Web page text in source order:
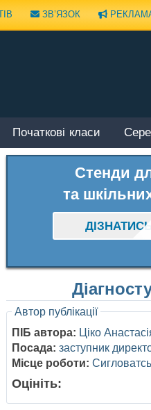
ЗВ’ЯЗОК
Початкові класи
Стенди
та
Автор публікації
ПІБ автора: Ціко
Посада: заступник
Місце роботи:
Оцініть: